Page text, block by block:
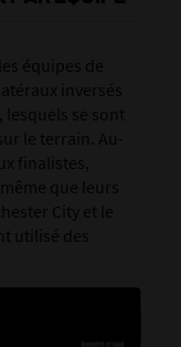
équipes de
inversés
lesquels se sont
le terrain. Au-
finalistes,
que leurs
City et le
utilisé des